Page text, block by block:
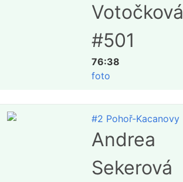
Votočková
#501
76:38
foto
#2 Pohoř-Kacanovy
Andrea
Sekerová